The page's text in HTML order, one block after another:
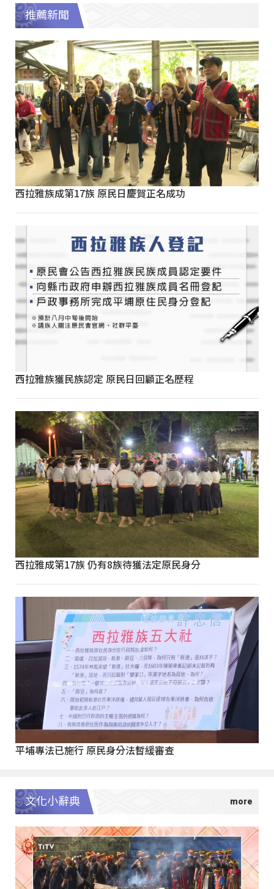
推薦新聞
西拉雅族成第17族 原民日慶賀正名成功
西拉雅族獲民族認定 原民日回顧正名歷程
西拉雅成第17族 仍有8族待獲法定原民身分
平埔專法已施行 原民身分法暫緩審查
文化小辭典